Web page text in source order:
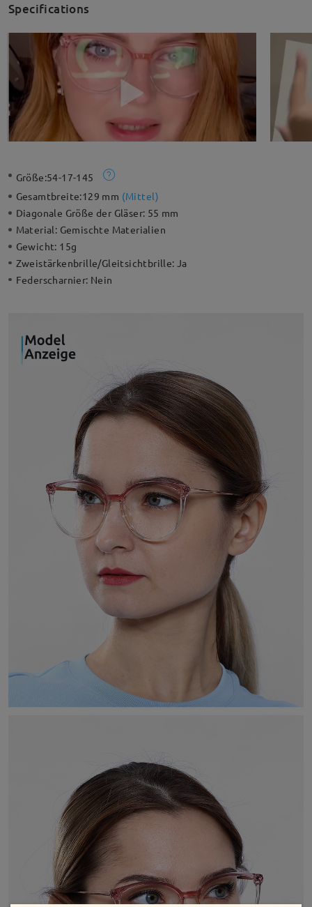
Specifications
Größe:54-17-145
Gesamtbreite:129 mm (Mittel)
Diagonale Größe der Gläser: 55 mm
Material: Gemischte Materialien
Gewicht: 15g
Zweistärkenbrille/Gleitsichtbrille:Ja
Federscharnier: Nein